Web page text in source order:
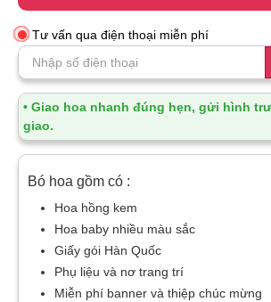
Tư vấn qua điện thoại miễn phí
• Giao hoa nhanh đúng hẹn, gửi hình
giao.
Bó hoa gồm có :
Hoa hồng kem
Hoa baby nhiều màu sắc
Giấy gói Hàn Quốc
Phụ liệu và nơ trang trí
Miễn phí banner và thiệp chúc mừng